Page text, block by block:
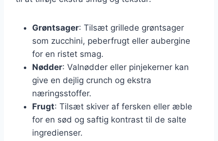
Grøntsager: Tilsæt grillede grøntsager
som zucchini, peberfrugt eller aubergine
for en ristet smag.
Nødder: Valnødder eller pinjekerner kan
give en dejlig crunch og ekstra
næringsstoffer.
Frugt: Tilsæt skiver af fersken eller æble
for en sød og saftig kontrast til de salte
ingredienser.